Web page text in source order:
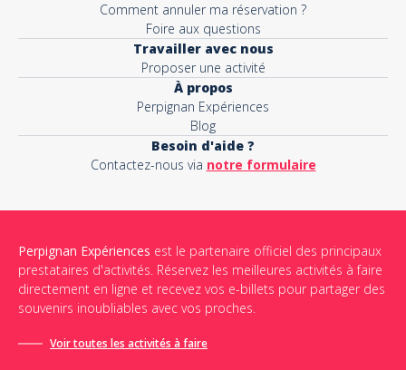
Comment annuler ma réservation ?
Foire aux questions
Travailler avec nous
Proposer une activité
À propos
Perpignan Expériences
Blog
Besoin d'aide ?
Contactez-nous via notre formulaire
Perpignan Expériences est le partenaire officiel des principaux
prestataires d'activités. Réservez les meilleures activités à faire
directement en ligne et recevez vos e-billets pour partager des
souvenirs inoubliables avec vos proches.
Voir toutes les activités à faire